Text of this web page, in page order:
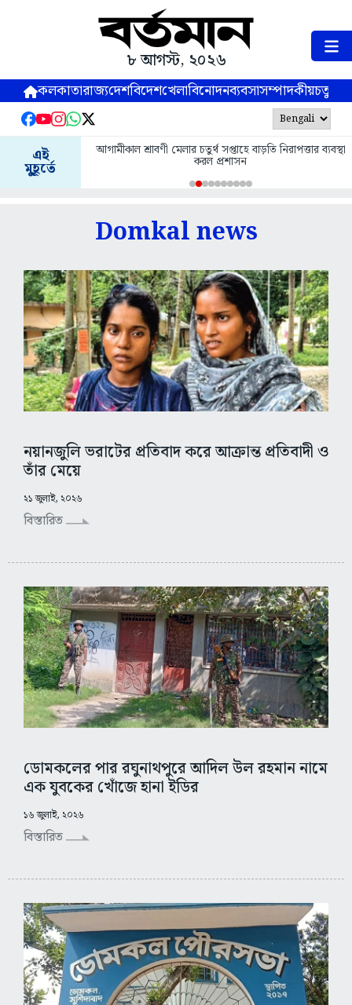
৮ আগস্ট, ২০২৬
কলকাতারাজ্যদেশবিদেশখেলাবিনোদনব্যবসাসম্পাদকীয়
এই
মুহূর্তে
আগামীকাল শ্রাবণী মেলার চতুর্থ সপ্তাহে বাড়তি নিরাপত্তার ব্যবস্থা
করল প্রশাসন
Domkal news
নয়ানজুলি ভরাটের প্রতিবাদ করে আক্রান্ত প্রতিবাদী ও
তাঁর মেয়ে
২১ জুলাই, ২০২৬
বিস্তারিত
ডোমকলের পার রঘুনাথপুরে আদিল উল রহমান নামে
এক যুবকের খোঁজে হানা ইডির
১৬ জুলাই, ২০২৬
বিস্তারিত